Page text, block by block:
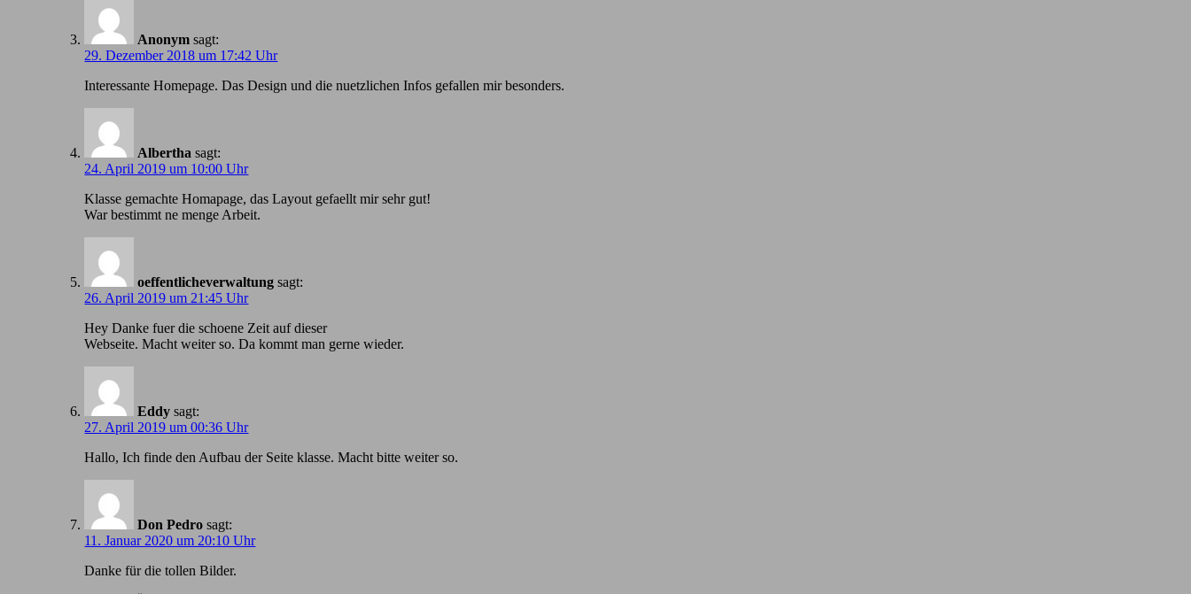
Anonym sagt:
29. Dezember 2018 um 17:42 Uhr
Іnteressante Homepage. Das Design und die nuetzlichen Infos gefallen mir besonders.
Albertha sagt:
24. April 2019 um 10:00 Uhr
Klasse gemachte Homapage, das Layout gefaellt mir sehr gut!
War bestimmt ne menge Arbeit.
oeffentlicheverwaltung sagt:
26. April 2019 um 21:45 Uhr
Hey Danke fuer die schoene Zeit auf dieser
Webseite. Macht weiter so. Da kommt man gerne wieder.
Eddy sagt:
27. April 2019 um 00:36 Uhr
Hallo, Ich finde den Aufbau der Seite klasse. Macht bitte weiter so.
Don Pedro sagt:
11. Januar 2020 um 20:10 Uhr
Danke für die tollen Bilder.